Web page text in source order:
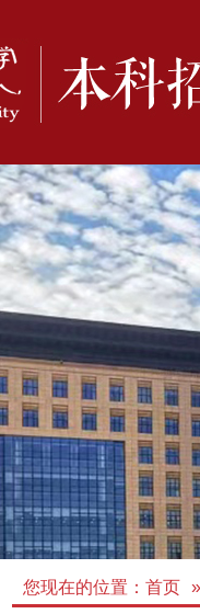
您现在的位置： 首页